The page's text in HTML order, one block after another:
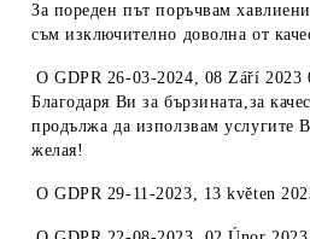
За пореден път поръчвам
съм изключително доволна от
OGDPR 26-03-2024, 08 Září 2023
Благодаря Ви за бързината,за
продължа да използвам услугите
желая!
OGDPR 29-11-2023, 13 květen